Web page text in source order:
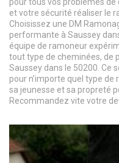
pour tous vos problèmes
et votre sécurité réaliser le
Choisissez une DM
performante à Saussey
équipe de ramoneur
tout type de cheminées, de
Saussey dans le 50200. Ce
pour n’importe quel type
sa jeunesse et sa propreté
Recommandez vite votre